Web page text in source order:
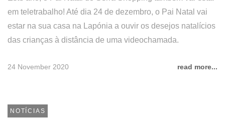
em teletrabalho! Até dia 24 de dezembro, o Pai Natal vai
estar na sua casa na Lapónia a ouvir os desejos natalícios
das crianças à distância de uma videochamada.
24 November 2020 read more...
NOTÍCIAS